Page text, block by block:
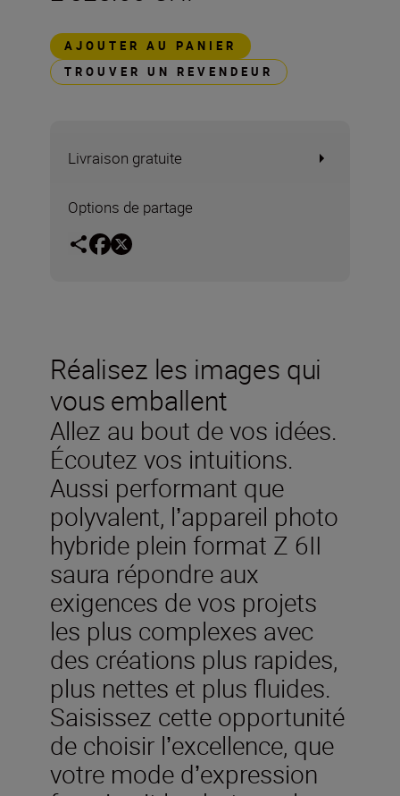
AJOUTER AU PANIER
TROUVER UN REVENDEUR
Livraison gratuite
Options de partage
Réalisez les images qui
vous emballent
Allez au bout de vos idées.
Écoutez vos intuitions.
Aussi performant que
polyvalent, lʼappareil photo
hybride plein format Z 6II
saura répondre aux
exigences de vos projets
les plus complexes avec
des créations plus rapides,
plus nettes et plus fluides.
Saisissez cette opportunité
de choisir lʼexcellence, que
votre mode dʼexpression